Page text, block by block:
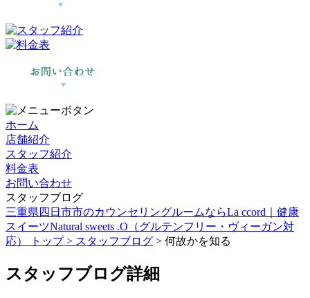
ホーム
店舗紹介
スタッフ紹介
料金表
お問い合わせ
スタッフブログ
三重県四日市市のカウンセリングルームならLa ccord｜健康
スイーツNatural sweets .O（グルテンフリー・ヴィーガン対
応） トップ > スタッフブログ > 何故かを知る
スタッフブログ詳細